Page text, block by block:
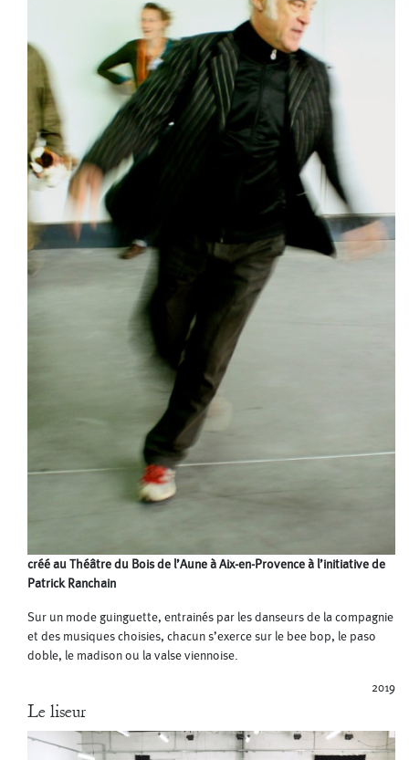
créé au Théâtre du Bois de l’Aune à Aix-en-Provence à l’initiative de
Patrick Ranchain
Sur un mode guinguette, entrainés par les danseurs de la compagnie
et des musiques choisies, chacun s’exerce sur le bee bop, le paso
doble, le madison ou la valse viennoise.
2019
Le liseur